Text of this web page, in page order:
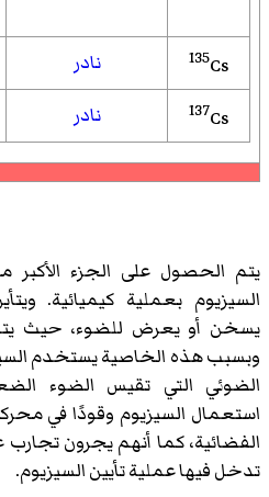
135Cs نادر
137Cs نادر
يتم الحصول على الجزء الأكبر
السيزيوم بعملية كيميائية.
يسخن أو يعرض للضوء، حيث
وبسبب هذه الخاصية يستخدم
الضوئي التي تقيس الضوء
استعمال السيزيوم وقودًا في
الفضائية، كما أنهم يجرون تجارب
تدخل فيها عملية تأيين السيزيوم.